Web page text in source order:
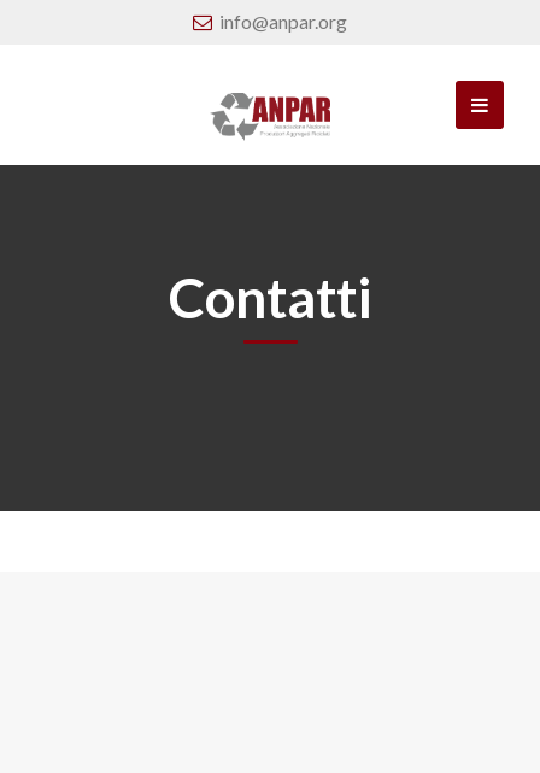
info@anpar.org
Contatti